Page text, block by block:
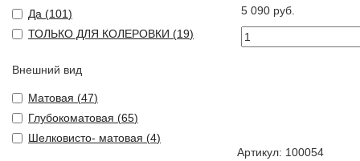
Да (101)
ТОЛЬКО ДЛЯ КОЛЕРОВКИ (19)
Внешний вид
Матовая (47)
Глубокоматовая (65)
Шелковисто- матовая (4)
5 090 руб.
Артикул: 100054